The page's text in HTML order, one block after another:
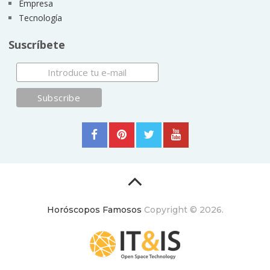
Empresa
Tecnología
Suscríbete
Horóscopos Famosos Copyright © 2026.